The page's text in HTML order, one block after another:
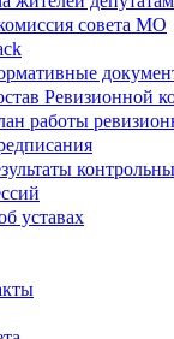
совета МО
Ревизионной
работы
уставах